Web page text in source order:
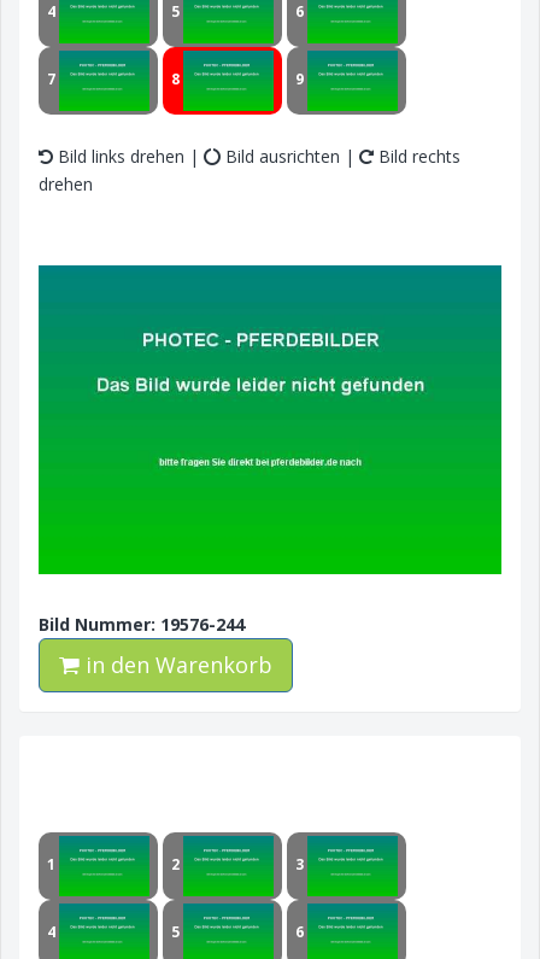
4 5 6
7 8 9
Bild links drehen | Bild ausrichten |
Bild rechts
drehen
Bild Nummer: 19576-244
in den Warenkorb
1 2 3
4 5 6